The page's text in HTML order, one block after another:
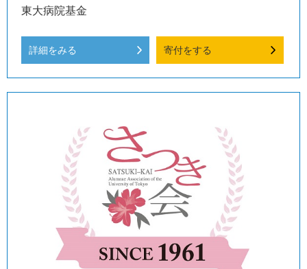
東大病院基金
詳細をみる 寄付をする